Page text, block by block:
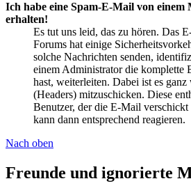
Ich habe eine Spam-E-Mail von einem
erhalten!
Es tut uns leid, das zu hören. Das
Forums hat einige
solche Nachrichten senden,
einem Administrator die komplette
hast, weiterleiten. Dabei ist es
(Headers) mitzuschicken. Diese
Benutzer, der die E-Mail
kann dann entsprechend reagieren.
Nach oben
Freunde und ignorierte